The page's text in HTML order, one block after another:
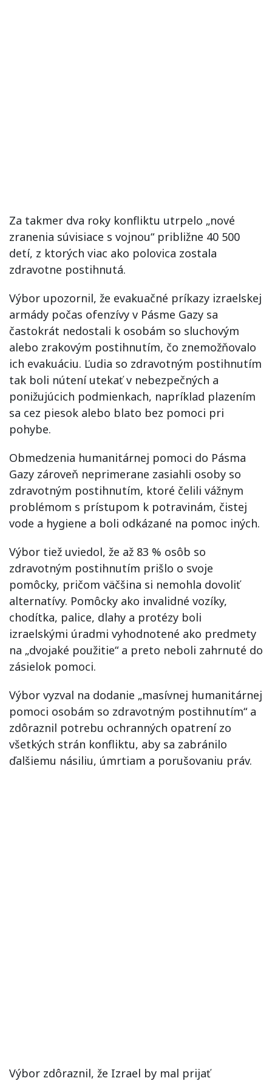
Za takmer dva roky konfliktu utrpelo „nové
zranenia súvisiace s vojnou“ približne 40 500
detí, z ktorých viac ako polovica zostala
zdravotne postihnutá.
Výbor upozornil, že evakuačné príkazy izraelskej
armády počas ofenzívy v Pásme Gazy sa
častokrát nedostali k osobám so sluchovým
alebo zrakovým postihnutím, čo znemožňovalo
ich evakuáciu. Ľudia so zdravotným postihnutím
tak boli nútení utekať v nebezpečných a
ponižujúcich podmienkach, napríklad plazením
sa cez piesok alebo blato bez pomoci pri
pohybe.
Obmedzenia humanitárnej pomoci do Pásma
Gazy zároveň neprimerane zasiahli osoby so
zdravotným postihnutím, ktoré čelili vážnym
problémom s prístupom k potravinám, čistej
vode a hygiene a boli odkázané na pomoc iných.
Výbor tiež uviedol, že až 83 % osôb so
zdravotným postihnutím prišlo o svoje
pomôcky, pričom väčšina si nemohla dovoliť
alternatívy. Pomôcky ako invalidné vozíky,
chodítka, palice, dlahy a protézy boli
izraelskými úradmi vyhodnotené ako predmety
na „dvojaké použitie“ a preto neboli zahrnuté do
zásielok pomoci.
Výbor vyzval na dodanie „masívnej humanitárnej
pomoci osobám so zdravotným postihnutím“ a
zdôraznil potrebu ochranných opatrení zo
všetkých strán konfliktu, aby sa zabránilo
ďalšiemu násiliu, úmrtiam a porušovaniu práv.
Výbor zdôraznil, že Izrael by mal prijať